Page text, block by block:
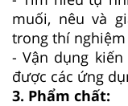
muối, nêu và
trong thí
- Vận dụng
được các ứng
3. Phẩm chất: